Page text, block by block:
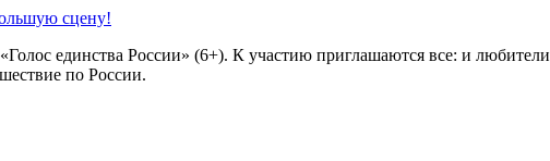
сцену!
единства России» (6+). К участию приглашаются все: и
по России.